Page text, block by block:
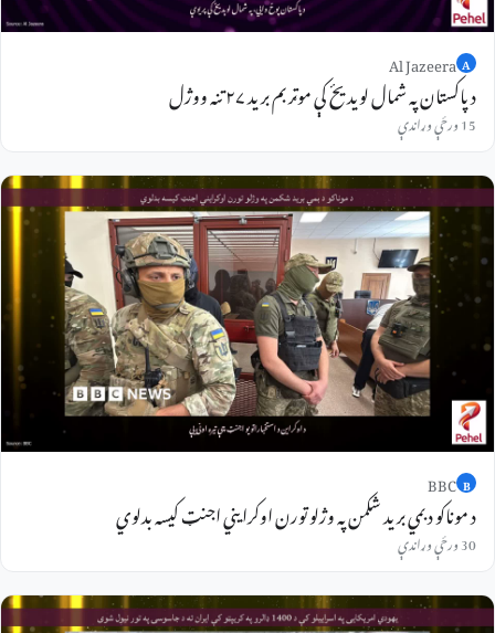
A
Al Jazeera
د پاکستان په شمال لویدیځ کې موټر بم برید ۲۷ تنه ووژل
15 ورځې وړاندې
B
BBC
د موناکو د بمي برید شکمن په وژلو تورن اوکرایني اجنټ کیسه بدلوي
30 ورځې وړاندې